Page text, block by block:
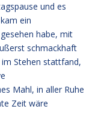
und es
ein
habe, mit
schmackhaft
Stehen stattfand,
Mahl, in aller Ruhe
Zeit wäre